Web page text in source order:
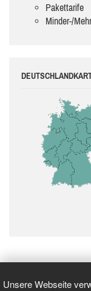
Unsere Webseite
Pakettarife
Minder-/